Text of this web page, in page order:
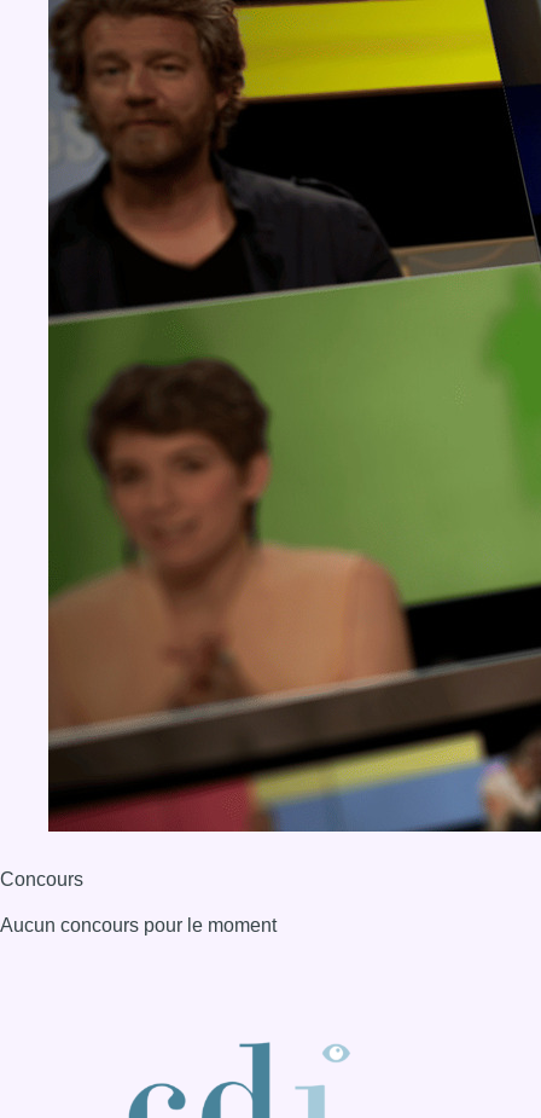
Concours
Aucun concours pour le moment